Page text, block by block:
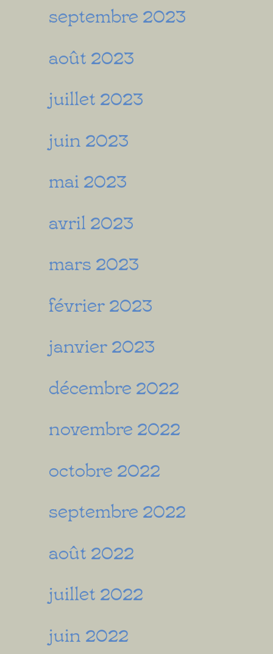
septembre 2023
août 2023
juillet 2023
juin 2023
mai 2023
avril 2023
mars 2023
février 2023
janvier 2023
décembre 2022
novembre 2022
octobre 2022
septembre 2022
août 2022
juillet 2022
juin 2022